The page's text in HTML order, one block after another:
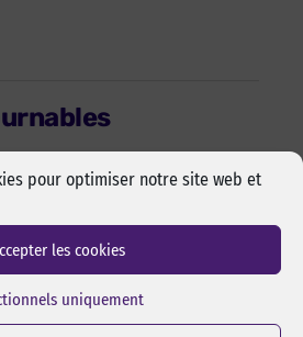
pour optimiser notre site web et
les cookies
uniquement